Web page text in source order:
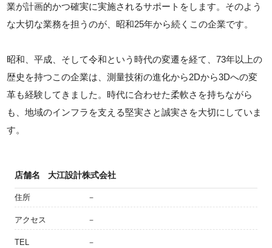
業が計画的かつ確実に実施されるサポートをします。そのよう
な大切な業務を担うのが、昭和25年から続くこの企業です。
昭和、平成、そして令和という時代の変遷を経て、73年以上の
歴史を持つこの企業は、測量技術の進化から2Dから3Dへの変
革も経験してきました。時代に合わせた柔軟さを持ちながら
も、地域のインフラを支える堅実さと誠実さを大切にしていま
す。
店舗名 大江設計株式会社
住所 －
アクセス －
TEL －